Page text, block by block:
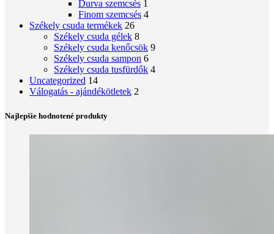
Durva szemcsés 1
Finom szemcsés 4
Székely csuda termékek 26
Székely csuda gélek 8
Székely csuda kenőcsök 9
Székely csuda sampon 6
Székely csuda tusfürdők 4
Uncategorized 14
Válogatás - ajándékötletek 2
Najlepšie hodnotené produkty